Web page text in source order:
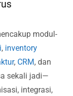
modul-
, inventory
, CRM, dan
sekali jadi—
integrasi,